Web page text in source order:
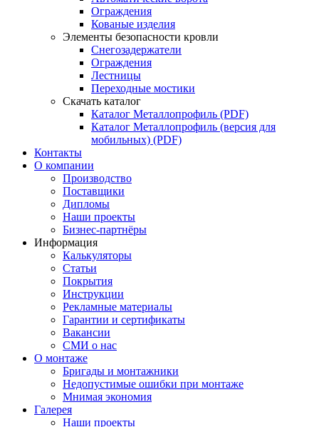
Ограждения
Кованые изделия
Элементы безопасности кровли
Снегозадержатели
Ограждения
Лестницы
Переходные мостики
Скачать каталог
Каталог Металлопрофиль (PDF)
Каталог Металлопрофиль (версия для
мобильных) (PDF)
Контакты
О компании
Производство
Поставщики
Дипломы
Наши проекты
Бизнес-партнёры
Информация
Калькуляторы
Статьи
Покрытия
Инструкции
Рекламные материалы
Гарантии и сертификаты
Вакансии
СМИ о нас
О монтаже
Бригады и монтажники
Недопустимые ошибки при монтаже
Мнимая экономия
Галерея
Наши проекты